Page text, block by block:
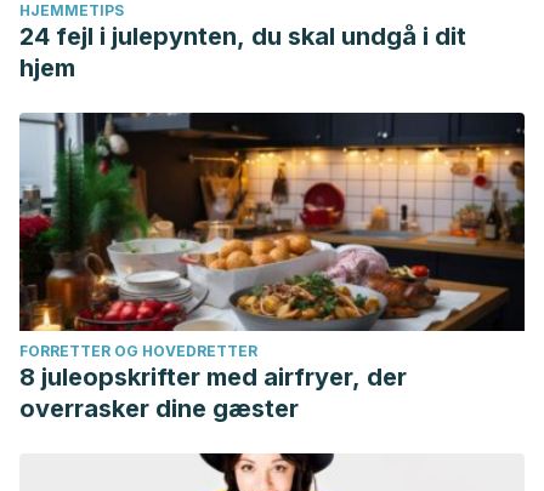
HJEMMETIPS
24 fejl i julepynten, du skal undgå i dit
hjem
FORRETTER OG HOVEDRETTER
8 juleopskrifter med airfryer, der
overrasker dine gæster